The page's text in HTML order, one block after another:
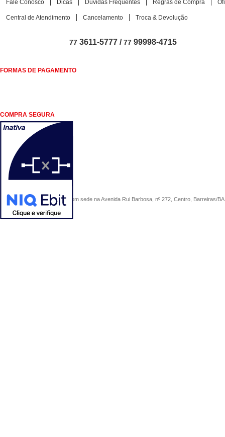
Fale Conosco
Dicas Dúvidas Frequentes Regras de Compra
Central de Atendimento Cancelamento Troca & Devolução
77 3611-5777 /77 99998-4715
FORMAS DE PAGAMENTO
COMPRA SEGURA
COMERCIAL SÃO PAULO, com sede na Avenida Rui Barbosa, nº 272, Centro, Barreiras/